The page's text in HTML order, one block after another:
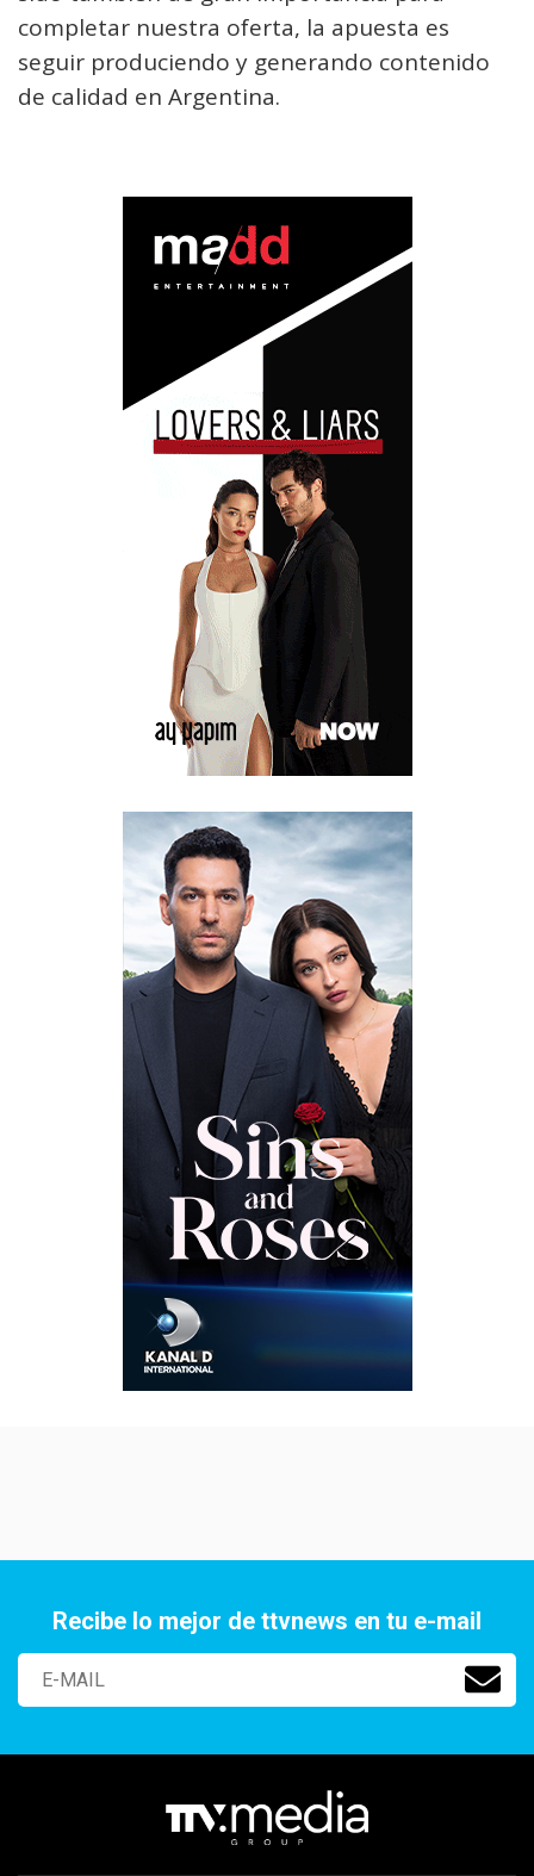
completar nuestra oferta, la apuesta es
seguir produciendo y generando contenido
de calidad en Argentina.
Recibe lo mejor de ttvnews en tu e-mail